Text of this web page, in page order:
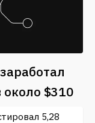
$310
5,28